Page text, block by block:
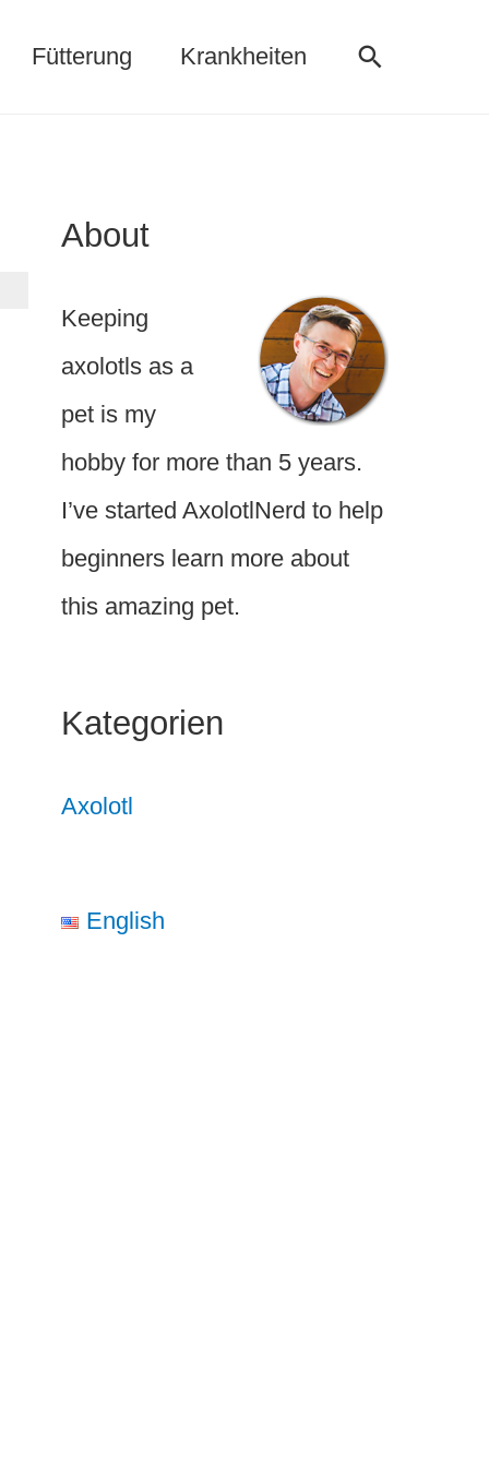
Fütterung Krankheiten Suche
About
Keeping
axolotls as a
pet is my
hobby for more than 5 years.
I’ve started AxolotlNerd to help
beginners learn more about
this amazing pet.
Kategorien
Axolotl
English